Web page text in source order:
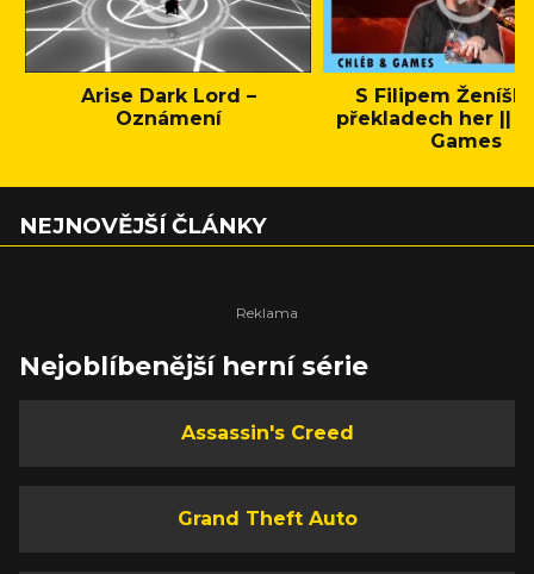
Arise Dark Lord –
Oznámení
S Filipem
překladech her ||
Games
NEJNOVĚJŠÍ ČLÁNKY
Nejoblíbenější herní série
Assassin's Creed
Grand Theft Auto